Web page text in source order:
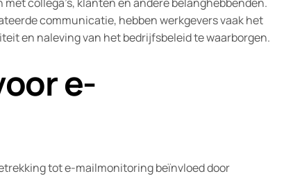
communicatie, hebben werkgevers vaak het
en naleving van het bedrijfsbeleid te waarborgen.
e-
tot e-mailmonitoring beïnvloed door